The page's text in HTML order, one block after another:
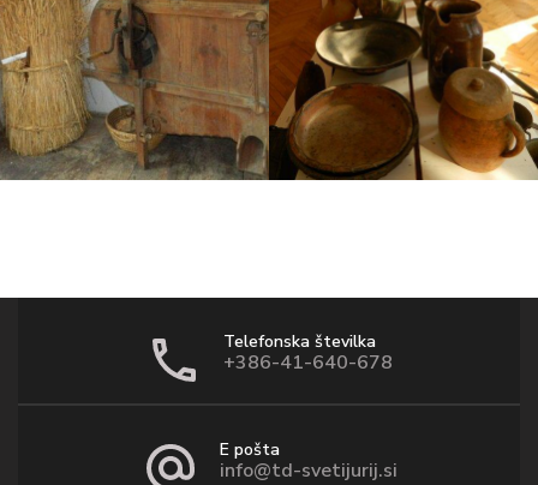
Telefonska številka
+386-41-640-678
E pošta
info@td-svetijurij.si